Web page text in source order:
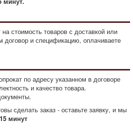
стоимость товаров с доставкой или
и спецификацию, оплачиваете
по адресу указанном в договоре
и качество товара.
сделать заказ - оставьте заявку, и мы
15 минут